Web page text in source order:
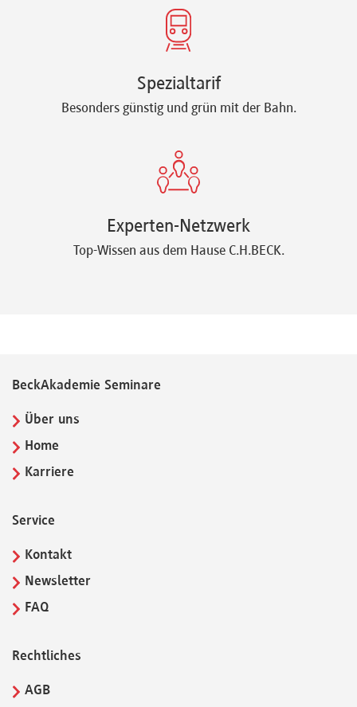
Spezialtarif
Besonders günstig und grün mit der Bahn.
Experten-Netzwerk
Top-Wissen aus dem Hause C.H.BECK.
BeckAkademie Seminare
Über uns
Home
Karriere
Service
Kontakt
Newsletter
FAQ
Rechtliches
AGB